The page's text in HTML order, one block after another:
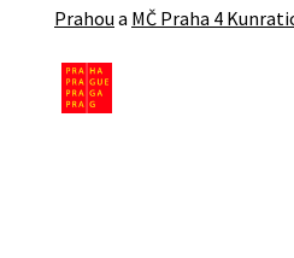
Prahou a MČ Praha 4